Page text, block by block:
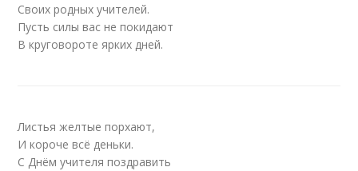
Своих родных учителей.
Пусть силы вас не покидают
В круговороте ярких дней.
Листья желтые порхают,
И короче всё деньки.
С Днём учителя поздравить